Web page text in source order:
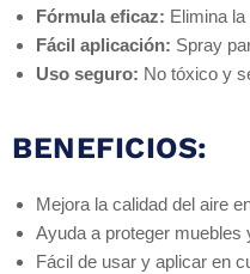
Fórmula eficaz: Elimina
Fácil aplicación: Spray
Uso seguro: No tóxico y
BENEFICIOS:
Mejora la calidad del aire
Ayuda a proteger muebles
Fácil de usar y aplicar en